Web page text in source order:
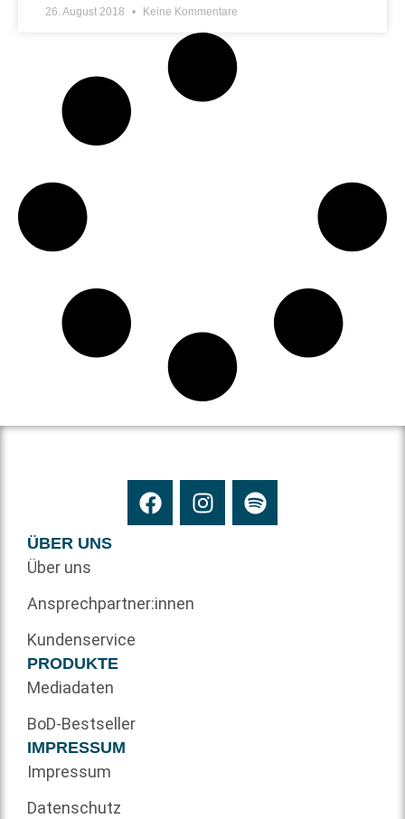
26. August 2018 Keine Kommentare
ÜBER UNS
Über uns
Ansprechpartner:innen
Kundenservice
PRODUKTE
Mediadaten
BoD-Bestseller
IMPRESSUM
Impressum
Datenschutz